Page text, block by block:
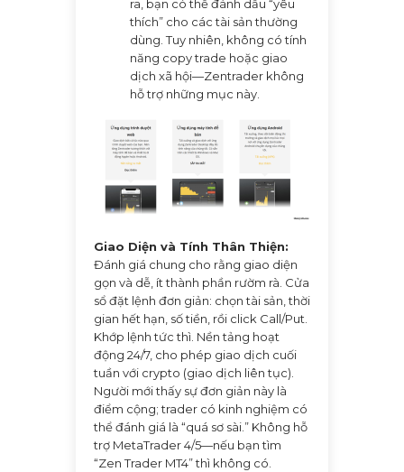
ra, bạn có thể đánh dấu “yêu
thích” cho các tài sản thường
dùng. Tuy nhiên, không có tính
năng copy trade hoặc giao
dịch xã hội—Zentrader không
hỗ trợ những mục này.
Giao Diện và Tính Thân Thiện:
Đánh giá chung cho rằng giao diện
gọn và dễ, ít thành phần rườm rà. Cửa
sổ đặt lệnh đơn giản: chọn tài sản, thời
gian hết hạn, số tiền, rồi click Call/Put.
Khớp lệnh tức thì. Nền tảng hoạt
động 24/7, cho phép giao dịch cuối
tuần với crypto (giao dịch liên tục).
Người mới thấy sự đơn giản này là
điểm cộng; trader có kinh nghiệm có
thể đánh giá là “quá sơ sài.” Không hỗ
trợ MetaTrader 4/5—nếu bạn tìm
“Zen Trader MT4” thì không có.